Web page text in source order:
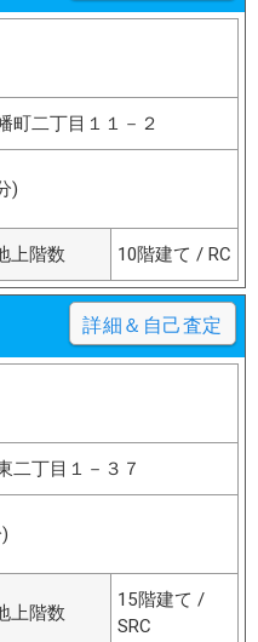
町二丁目１１－２
)
上階数 10階建て / RC
詳細＆自己査定
二丁目１－３７
上階数
15階建て /
SRC